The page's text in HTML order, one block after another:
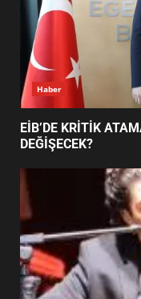
6
Haber
EİB’DE KRİTİK
DEĞİŞECEK?